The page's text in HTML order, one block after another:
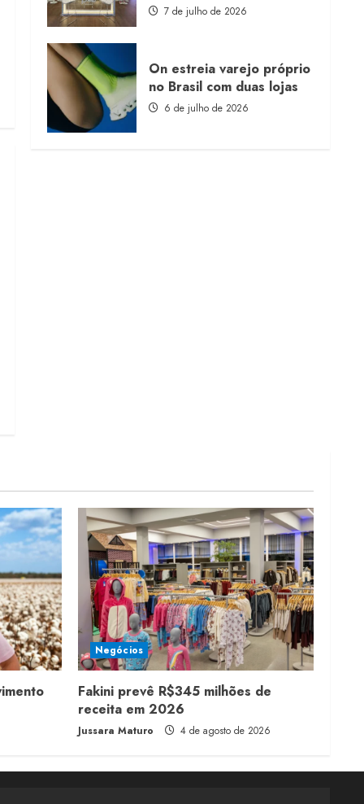
7 de julho de 2026
On estreia varejo próprio
no Brasil com duas lojas
6 de julho de 2026
Negócios
Fakini prevê R$345 milhões de
receita em 2026
Jussara Maturo 4 de agosto de 2026